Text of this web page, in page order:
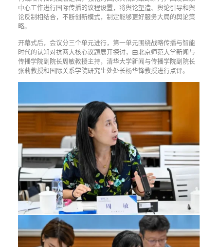
中心工作进行国际传播的议程设置，将舆论塑造、舆论引导和舆
论反制相结合，不断创新模式，制定能够更好服务大局的舆论策
略。
开幕式后，会议分三个单元进行，第一单元围绕战略传播与智能
时代的认知对抗两大核心议题展开探讨，由北京师范大学新闻与
传播学院副院长周敏教授主持，清华大学新闻与传播学院副院长
张莉教授和国际关系学院研究生处处长杨华锋教授进行点评。